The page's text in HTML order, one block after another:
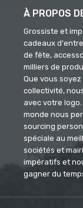
À PROPOS
Grossiste et
cadeaux
de fête,
milliers de
Que vous
collectivité,
avec votre
monde nous
sourcing
spéciale au
sociétés et
impératifs et
gagner du